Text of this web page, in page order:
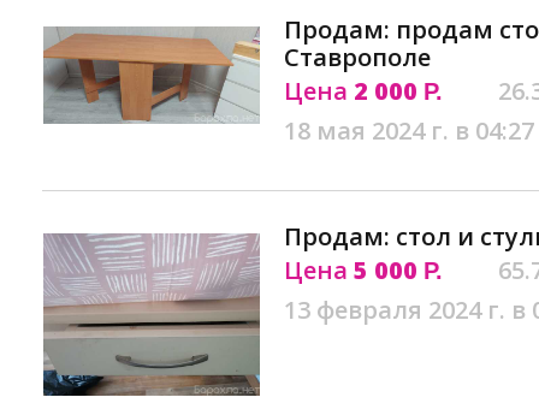
Продам: продам
Ставрополе
Цена 2 000 Р.
18 мая 2024 г. в 04:27
Продам: стол и
Цена 5 000 Р.
13 февраля 2024 г. в